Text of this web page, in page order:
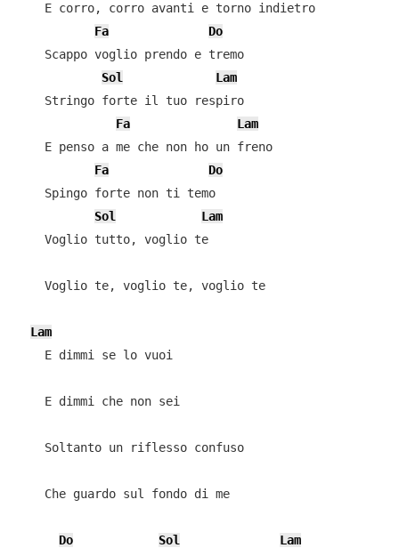
    E corro, corro avanti e torno indietro
Fa
Do
    Scappo voglio prendo e tremo
Sol
Lam
    Stringo forte il tuo respiro
Fa
Lam
    E penso a me che non ho un freno
Fa
Do
    Spingo forte non ti temo
Sol
Lam
    Voglio tutto, voglio te
    Voglio te, voglio te, voglio te
Lam
    E dimmi se lo vuoi
    E dimmi che non sei
    Soltanto un riflesso confuso
    Che guardo sul fondo di me
Do Sol
Lam